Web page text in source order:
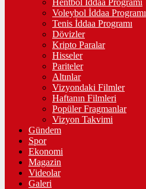
Hentbol İddaa Programı
Voleybol İddaa Programı
Tenis İddaa Programı
Dövizler
Kripto Paralar
Hisseler
Pariteler
Altınlar
Vizyondaki Filmler
Haftanın Filmleri
Popüler Fragmanlar
Vizyon Takvimi
Gündem
Spor
Ekonomi
Magazin
Videolar
Galeri